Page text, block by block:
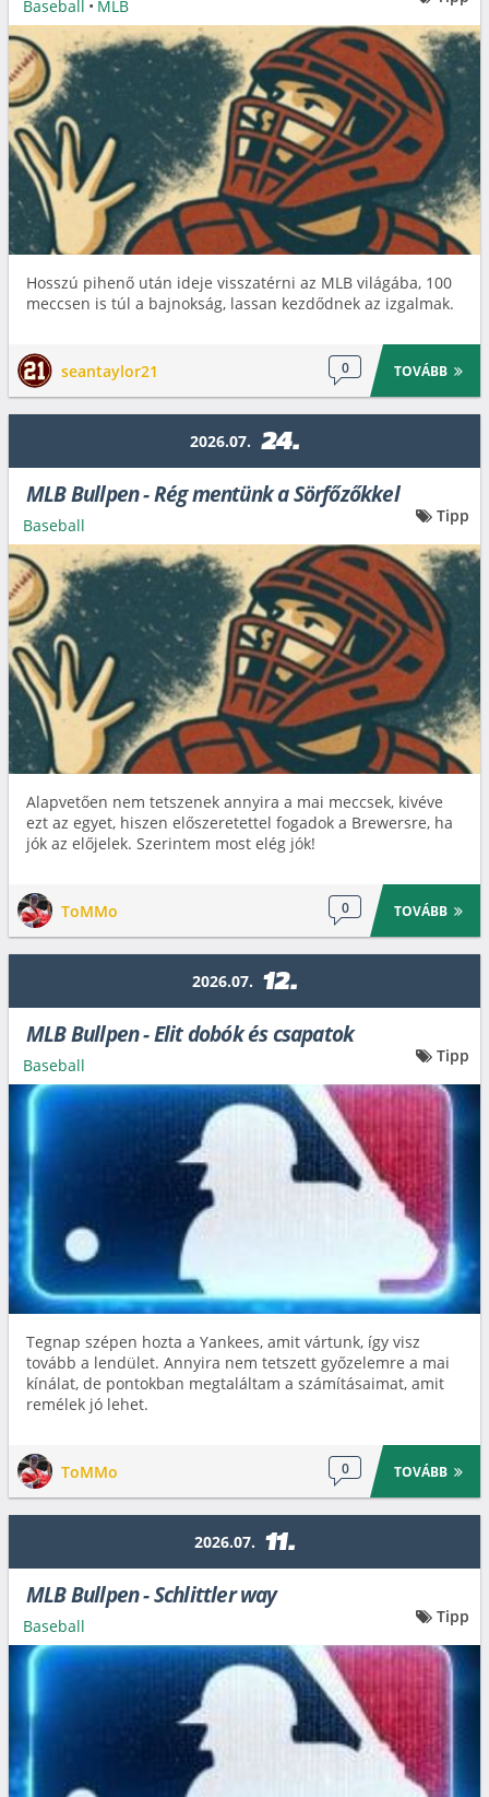
Hosszú pihenő után ideje visszatérni az MLB világába, 100
meccsen is túl a bajnokság, lassan kezdődnek az izgalmak.
seantaylor21 0 TOVÁBB
Baseball • MLB
2026.07. 24.
MLB Bullpen - Rég mentünk a Sörfőzőkkel
Alapvetően nem tetszenek annyira a mai meccsek, kivéve
ezt az egyet, hiszen előszeretettel fogadok a Brewersre, ha
jók az előjelek. Szerintem most elég jók!
ToMMo 0 TOVÁBB
Baseball Tipp
2026.07. 12.
MLB Bullpen - Elit dobók és csapatok
Tegnap szépen hozta a Yankees, amit vártunk, így visz
tovább a lendület. Annyira nem tetszett győzelemre a mai
kínálat, de pontokban megtaláltam a számításaimat, amit
remélek jó lehet.
ToMMo 0 TOVÁBB
Baseball Tipp
2026.07. 11.
MLB Bullpen - Schlittler way
Baseball Tipp